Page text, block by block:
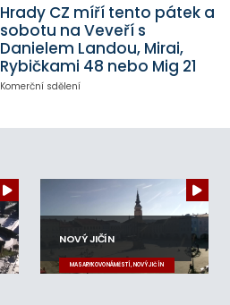
Hrady CZ míří tento pátek a
sobotu na Veveří s
Danielem Landou, Mirai,
Rybičkami 48 nebo Mig 21
Komerční sdělení
NOVÝ JIČÍN
MASARYKOVO NÁMĚSTÍ, NOVÝ JIČÍN